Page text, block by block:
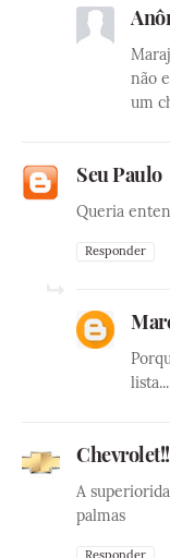
não
um
Seu Paulo
Queria
Responder
lista...
A
palmas
Responder